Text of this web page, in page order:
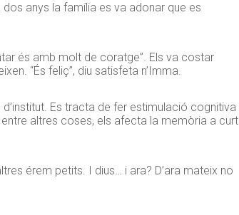
dos anys la família es va adonar que es
és amb molt de coratge”. Els va costar
“És feliç”, diu satisfeta n’Imma.
Es tracta de fer estimulació cognitiva
entre altres coses, els afecta la memòria a curt
érem petits. I dius… i ara? D’ara mateix no